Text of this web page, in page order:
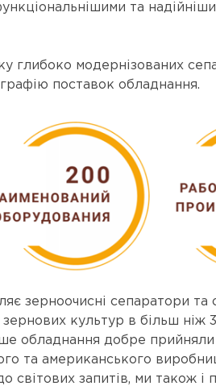
та
глибоко модернізованих
поставок обладнання.
зерноочисні сепаратори
культур в більш ніж
обладнання добре
та американського
запитів, ми також і